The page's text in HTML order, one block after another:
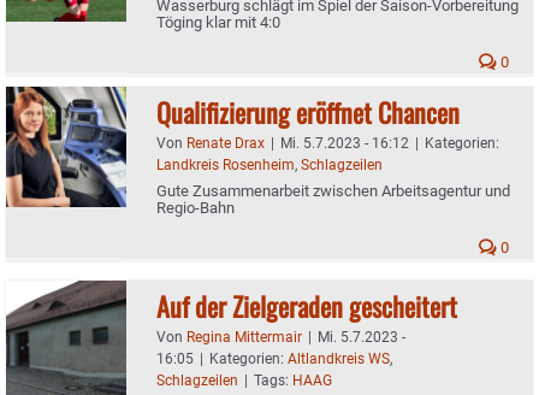
Wasserburg schlägt im Spiel der Saison-Vorbereitung
Töging klar mit 4:0
0
Qualifizierung eröffnet Chancen
Von Renate Drax | Mi. 5.7.2023 - 16:12 | Kategorien:
Landkreis Rosenheim, Schlagzeilen
Gute Zusammenarbeit zwischen Arbeitsagentur und
Regio-Bahn
0
Auf der Zielgeraden gescheitert
Von Regina Mittermair | Mi. 5.7.2023 -
16:05 | Kategorien: Altlandkreis WS,
Schlagzeilen | Tags: HAAG